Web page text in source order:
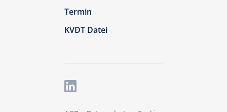
Termin
KVDT Datei